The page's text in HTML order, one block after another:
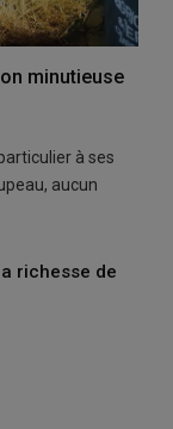
minutieuse
à ses
aucun
richesse de